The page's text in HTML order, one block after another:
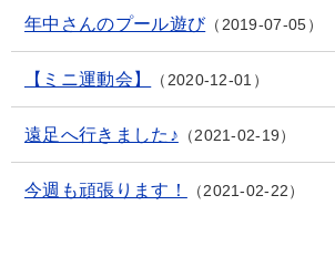
年中さんのプール遊び 2019-07-05
【ミニ運動会】 2020-12-01
遠足へ行きました♪ 2021-02-19
今週も頑張ります！ 2021-02-22